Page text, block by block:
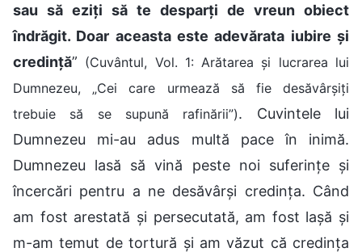
sau să eziți să te desparți de vreun obiect
îndrăgit. Doar aceasta este adevărata iubire și
credință” (Cuvântul, Vol. 1: Arătarea și lucrarea lui
Dumnezeu, „Cei care urmează să fie desăvârșiți
trebuie să se supună rafinării”). Cuvintele lui
Dumnezeu mi-au adus multă pace în inimă.
Dumnezeu lasă să vină peste noi suferințe și
încercări pentru a ne desăvârși credința. Când
am fost arestată și persecutată, am fost lașă și
m-am temut de tortură și am văzut că credința